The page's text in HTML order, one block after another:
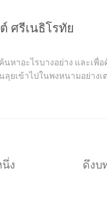
ศรีเนธิโรทัย
หาอะไรบางอย่าง และเพื่
ยเข้าไปในพงหนามอย่างเ
ง